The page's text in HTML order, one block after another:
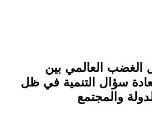
الغضب العالمي بين
سؤال التنمية في ظل
والمجتمع